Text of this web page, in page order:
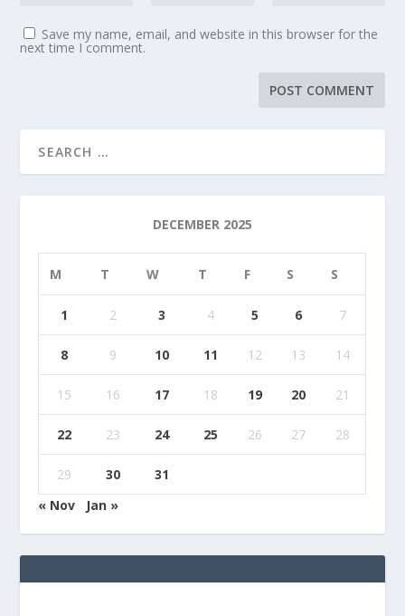
Save my name, email, and website in this browser for the
next time I comment.
DECEMBER 2025
M T W T F S S
1 2 3 4 5 6 7
8 9 10 11 12 13 14
15 16 17 18 19 20 21
22 23 24 25 26 27 28
29 30
31
« Nov
Jan »